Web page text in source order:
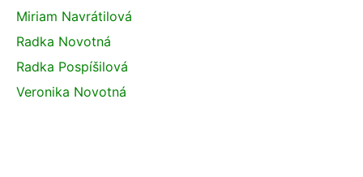
Miriam Navrátilová
Radka Novotná
Radka Pospíšilová
Veronika Novotná